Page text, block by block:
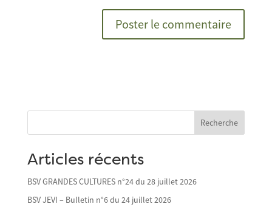
Recherche
Articles récents
BSV GRANDES CULTURES n°24 du 28 juillet 2026
BSV JEVI – Bulletin n°6 du 24 juillet 2026